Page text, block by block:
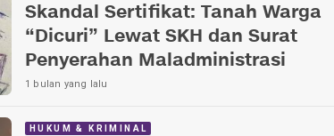
Skandal Sertifikat: Tanah Warga
“Dicuri” Lewat SKH dan Surat
Penyerahan Maladministrasi
1 bulan yang lalu
HUKUM & KRIMINAL